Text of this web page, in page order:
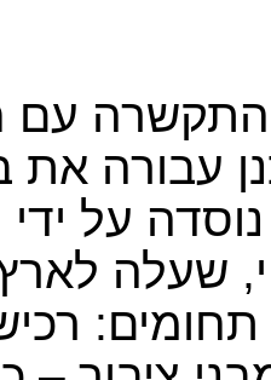
עם
עבורה
על